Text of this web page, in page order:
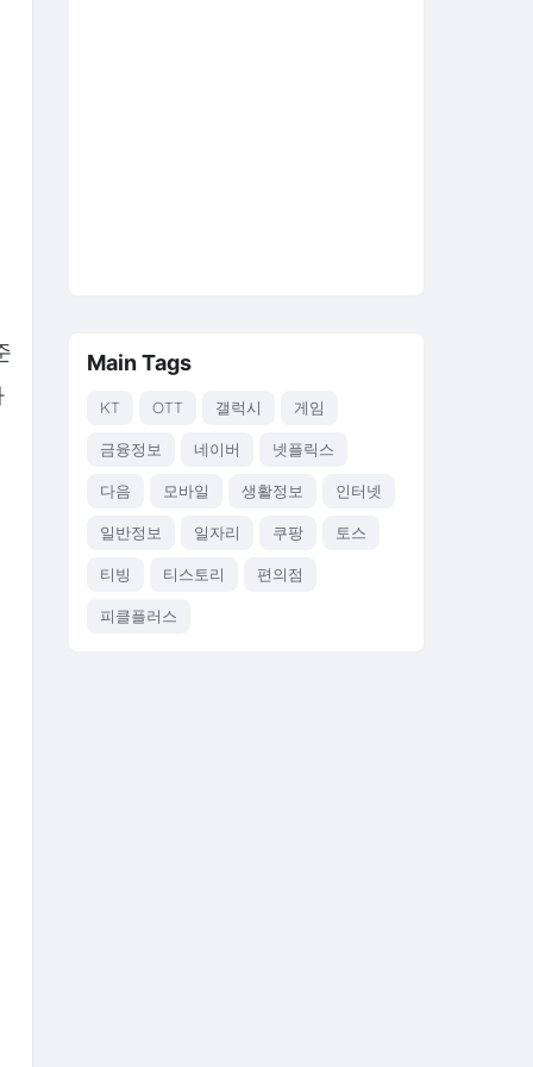
Main Tags
KT OTT 갤럭시 게임
금융정보 네이버 넷플릭스
다음 모바일 생활정보 인터넷
일반정보 일자리 쿠팡 토스
티빙 티스토리 편의점
피클플러스